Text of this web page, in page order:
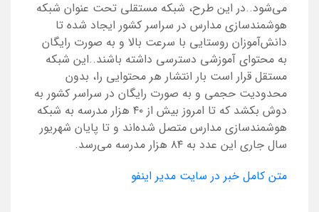
می‌شود..در این طرح، شبکه مستقلی تحت عنوان شبکه
هوشمندسازی مدارس در سراسر کشور ایجاد شده تا
دانش‌آموزان روستایی با سرعت بالا و به صورت رایگان
به محتوای آموزشی دسترسی داشته باشند..این شبکه
مستقل قرار است بار انتشار هر محتوایی را، بدون
محدودیت حجمی و به صورت رایگان در سراسر کشور به
دوش بکشد که تا امروز بیش از ۴۰ هزار مدرسه به شبکه
هوشمندسازی مدارس متصل شده‌اند و تا پایان شهریور
سال جاری این عدد به ۸۴ هزار مدرسه می‌رسد.
متن کامل خبر در سایت مدیر اینفو